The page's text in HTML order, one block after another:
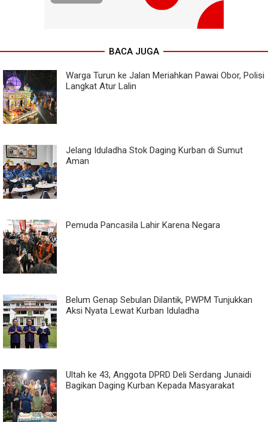
BACA JUGA
Warga Turun ke Jalan Meriahkan Pawai Obor, Polisi
Langkat Atur Lalin
Jelang Iduladha Stok Daging Kurban di Sumut
Aman
Pemuda Pancasila Lahir Karena Negara
Belum Genap Sebulan Dilantik, PWPM Tunjukkan
Aksi Nyata Lewat Kurban Iduladha
Ultah ke 43, Anggota DPRD Deli Serdang Junaidi
Bagikan Daging Kurban Kepada Masyarakat